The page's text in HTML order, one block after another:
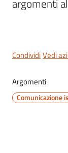
Dozza
Servizi
on-
argomenti
CondividiVedi
Argomenti
Comunicazione